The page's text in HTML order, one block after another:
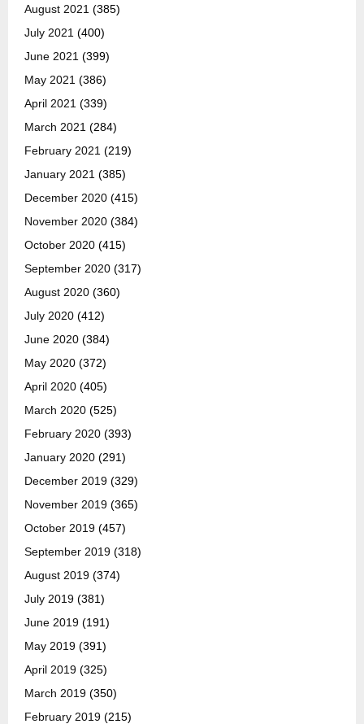
August 2021 (385)
July 2021 (400)
June 2021 (399)
May 2021 (386)
April 2021 (339)
March 2021 (284)
February 2021 (219)
January 2021 (385)
December 2020 (415)
November 2020 (384)
October 2020 (415)
September 2020 (317)
August 2020 (360)
July 2020 (412)
June 2020 (384)
May 2020 (372)
April 2020 (405)
March 2020 (525)
February 2020 (393)
January 2020 (291)
December 2019 (329)
November 2019 (365)
October 2019 (457)
September 2019 (318)
August 2019 (374)
July 2019 (381)
June 2019 (191)
May 2019 (391)
April 2019 (325)
March 2019 (350)
February 2019 (215)